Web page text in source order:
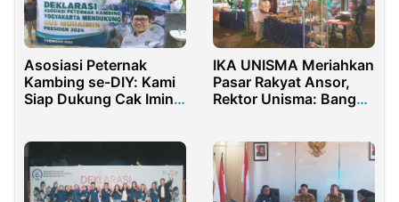
Asosiasi Peternak
Kambing se-DIY: Kami
Siap Dukung Cak Imin
IKA UNISMA Meriahkan
Pasar Rakyat Ansor,
Rektor Unisma: Bangun